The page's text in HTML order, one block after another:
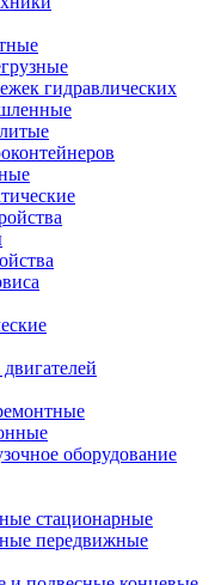
гидравлических
оборудование
стационарные
передвижные